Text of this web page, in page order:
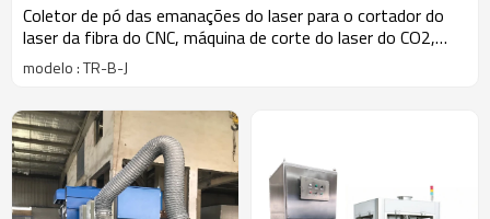
Coletor de pó das emanações do laser para o cortador do
laser da fibra do CNC, máquina de corte do laser do CO2,
máquina do plasma
modelo : TR-B-J